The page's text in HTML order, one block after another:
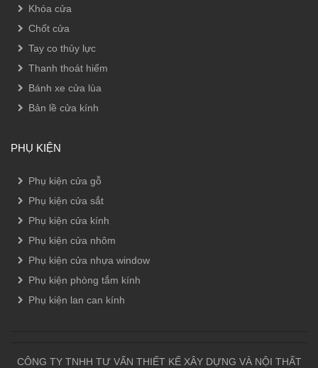
Khóa cửa
Chốt cửa
Tay co thủy lực
Thanh thoát hiểm
Bánh xe cửa lùa
Bản lề cửa kính
PHỤ KIỆN
Phụ kiện cửa gỗ
Phụ kiện cửa sắt
Phụ kiện cửa kính
Phụ kiện cửa nhôm
Phụ kiện cửa nhựa window
Phụ kiện phòng tắm kính
Phụ kiện lan can kính
CÔNG TY TNHH TƯ VẤN THIẾT KẾ XÂY DỰNG VÀ NỘI THẤT